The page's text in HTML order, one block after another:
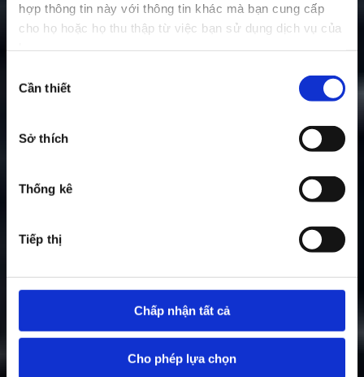
hợp thông tin này với thông tin khác mà bạn cung cấp
cho họ hoặc họ thu thập từ việc bạn sử dụng dịch vụ của
chọn
thuận
Cần thiết
Sở thích
Thống kê
Tiếp thị
Chấp nhận tất cả
Cho phép lựa chọn